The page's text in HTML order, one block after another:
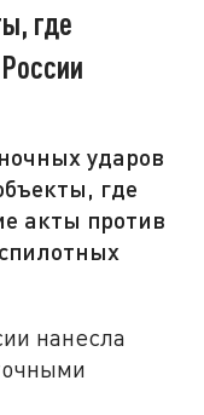
где
ударов
где
акты против
нанесла